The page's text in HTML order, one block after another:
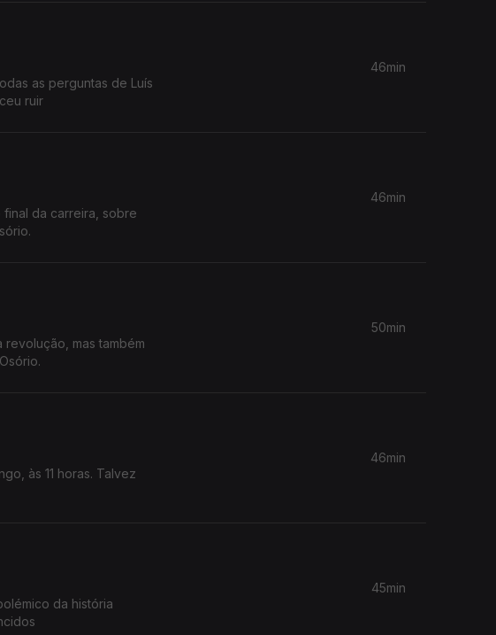
as perguntas de Luís
ruir
46min
da carreira, sobre
46min
mas também
50min
às 11 horas. Talvez
46min
da história
45min